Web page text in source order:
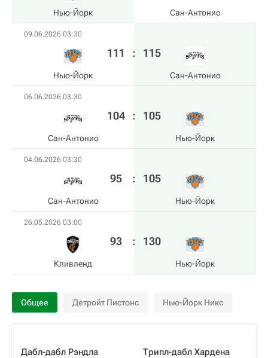
Нью-Йорк Сан-Антонио
09.06.2026 03:30
Нью-Йорк
111 : 115
Сан-Антонио
06.06.2026 03:30
Сан-Антонио
104 : 105
Нью-Йорк
04.06.2026 03:30
Сан-Антонио
95 : 105
Нью-Йорк
26.05.2026 03:00
Кливленд
93 : 130
Нью-Йорк
Общее Детройт Пистонс Нью-Йорк Никс
Дабл-дабл Рэндла
Трипл-дабл Хардена